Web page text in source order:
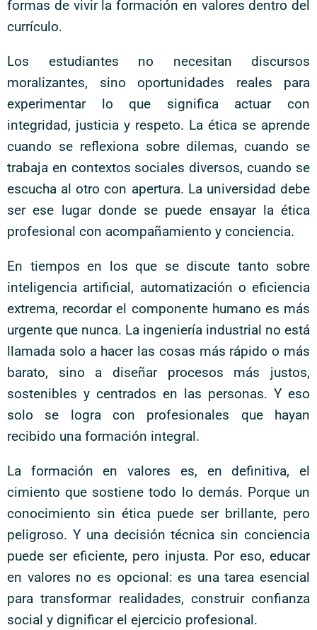
formas de vivir la formación en valores dentro del
currículo.
Los estudiantes no necesitan discursos
moralizantes, sino oportunidades reales para
experimentar lo que significa actuar con
integridad, justicia y respeto. La ética se aprende
cuando se reflexiona sobre dilemas, cuando se
trabaja en contextos sociales diversos, cuando se
escucha al otro con apertura. La universidad debe
ser ese lugar donde se puede ensayar la ética
profesional con acompañamiento y conciencia.
En tiempos en los que se discute tanto sobre
inteligencia artificial, automatización o eficiencia
extrema, recordar el componente humano es más
urgente que nunca. La ingeniería industrial no está
llamada solo a hacer las cosas más rápido o más
barato, sino a diseñar procesos más justos,
sostenibles y centrados en las personas. Y eso
solo se logra con profesionales que hayan
recibido una formación integral.
La formación en valores es, en definitiva, el
cimiento que sostiene todo lo demás. Porque un
conocimiento sin ética puede ser brillante, pero
peligroso. Y una decisión técnica sin conciencia
puede ser eficiente, pero injusta. Por eso, educar
en valores no es opcional: es una tarea esencial
para transformar realidades, construir confianza
social y dignificar el ejercicio profesional.